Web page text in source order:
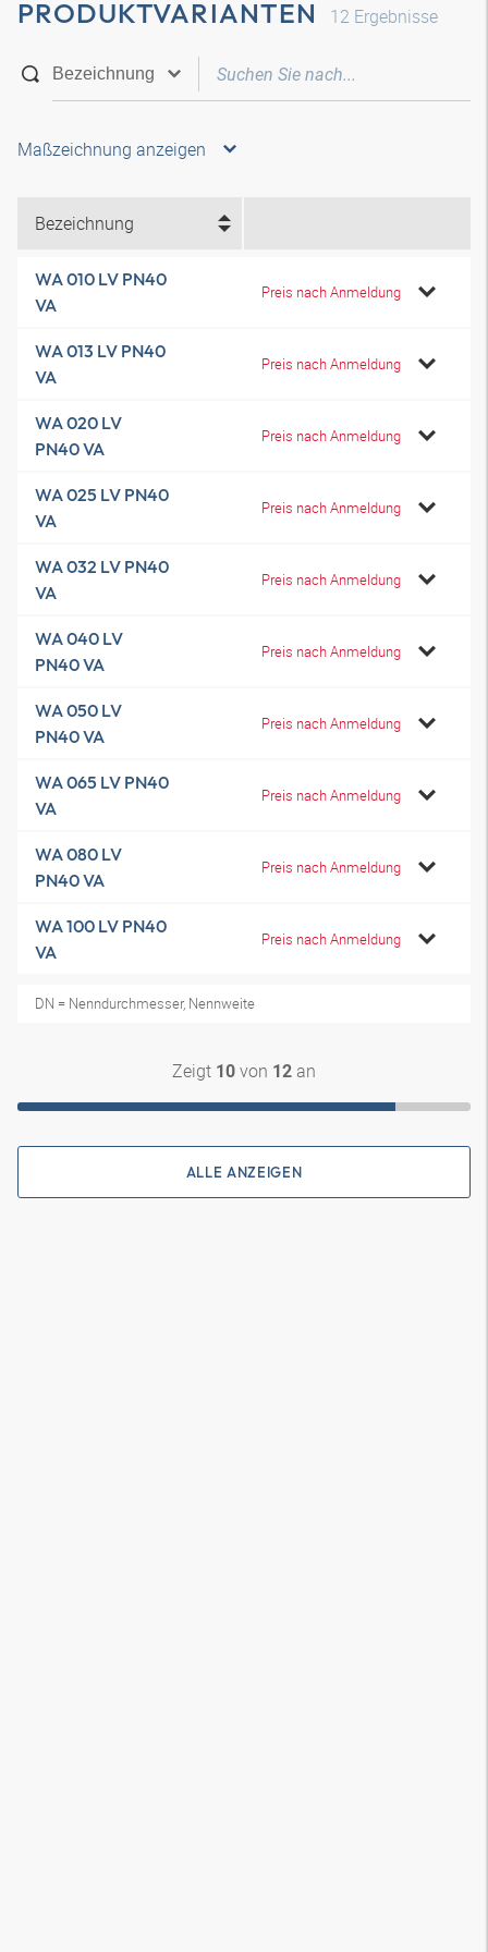
PRODUKTVARIANTEN 12 Ergebnisse
Maßzeichnung anzeigen
Bezeichnung
WA 010 LV PN40
VA
Preis nach Anmeldung
WA 013 LV PN40
VA
Preis nach Anmeldung
WA 020 LV
PN40 VA
Preis nach Anmeldung
WA 025 LV PN40
VA
Preis nach Anmeldung
WA 032 LV PN40
VA
Preis nach Anmeldung
WA 040 LV
PN40 VA
Preis nach Anmeldung
WA 050 LV
PN40 VA
Preis nach Anmeldung
WA 065 LV PN40
VA
Preis nach Anmeldung
WA 080 LV
PN40 VA
Preis nach Anmeldung
WA 100 LV PN40
VA
Preis nach Anmeldung
DN = Nenndurchmesser, Nennweite
Zeigt 10 von 12 an
ALLE ANZEIGEN